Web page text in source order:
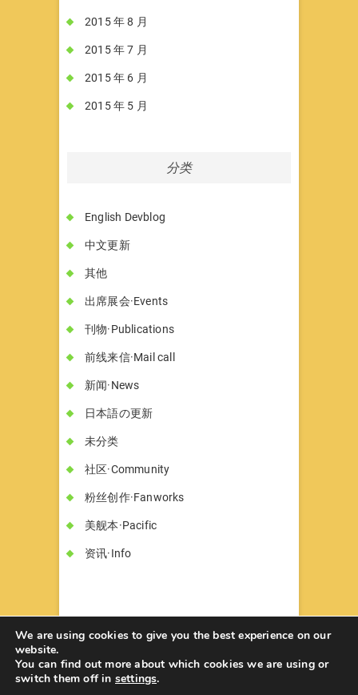
2015 年 8 月
2015 年 7 月
2015 年 6 月
2015 年 5 月
分类
English Devblog
中文更新
其他
出席展会·Events
刊物·Publications
前线来信·Mail call
新闻·News
日本語の更新
未分类
社区·Community
粉丝创作·Fanworks
美舰本·Pacific
资讯·Info
© 2026书墓◇Circle Hon-haka| Designed
by:Theme Freesia
We are using cookies to give you the best experience on our
website.
You can find out more about which cookies we are using or
switch them off in settings.